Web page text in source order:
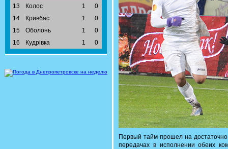
13
Колос 1
0
14
Кривбас 1
0
15
Оболонь 1
0
16
Кудрівка 1 0
Первый тайм прошел на
передачах в исполнении обеих